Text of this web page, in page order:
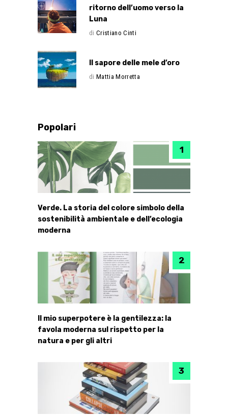
ritorno dell’uomo verso la
Luna
di Cristiano Cinti
Il sapore delle mele d’oro
di Mattia Morretta
Popolari
Verde. La storia del colore simbolo della
sostenibilità ambientale e dell’ecologia
moderna
Il mio superpotere è la gentilezza: la
favola moderna sul rispetto per la
natura e per gli altri